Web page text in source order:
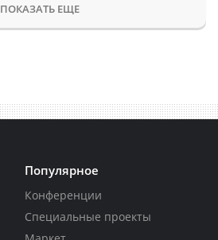
ПОКАЗАТЬ ЕЩЕ
Популярное
Конференции
Специальные проекты